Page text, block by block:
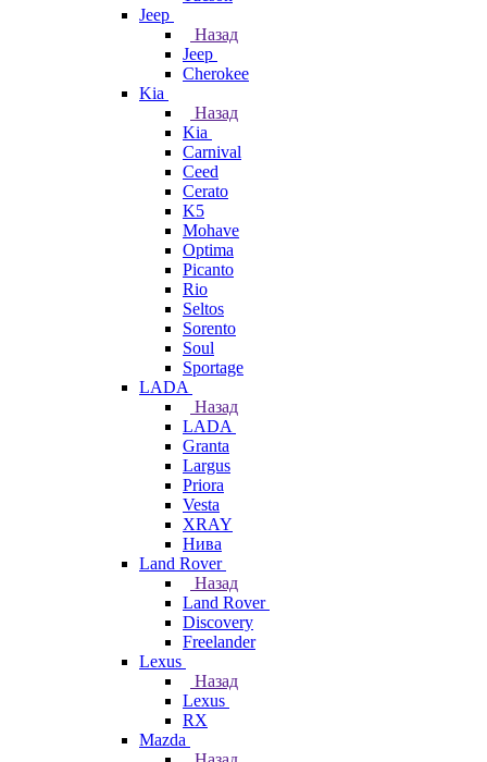
Jeep
Назад
Jeep
Cherokee
Kia
Назад
Kia
Carnival
Ceed
Cerato
K5
Mohave
Optima
Picanto
Rio
Seltos
Sorento
Soul
Sportage
LADA
Назад
LADA
Granta
Largus
Priora
Vesta
XRAY
Нива
Land Rover
Назад
Land Rover
Discovery
Freelander
Lexus
Назад
Lexus
RX
Mazda